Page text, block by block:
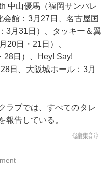
中山優馬（福岡サンパレ
館：3月27日、名古屋国
月31日）、タッキー＆翼
20日・21日）、
28日）、Hey! Say!
日、大阪城ホール：3月
ラブでは、すべてのタレ
報告している。
《編集部》